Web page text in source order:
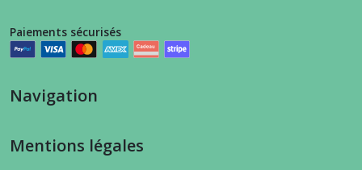
Paiements sécurisés
Navigation
Mentions légales